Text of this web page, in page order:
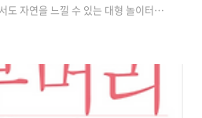
도 자연을 느낄 수 있는 대형 놀이터들
들이 장소로 최적입니다. 이번 글에
이들은 물론 어른에게도 힐링을 선사
터 만나보겠습니다. 1. 서울 어린이대
‘서울 어린이대공원’은 다양한 테마